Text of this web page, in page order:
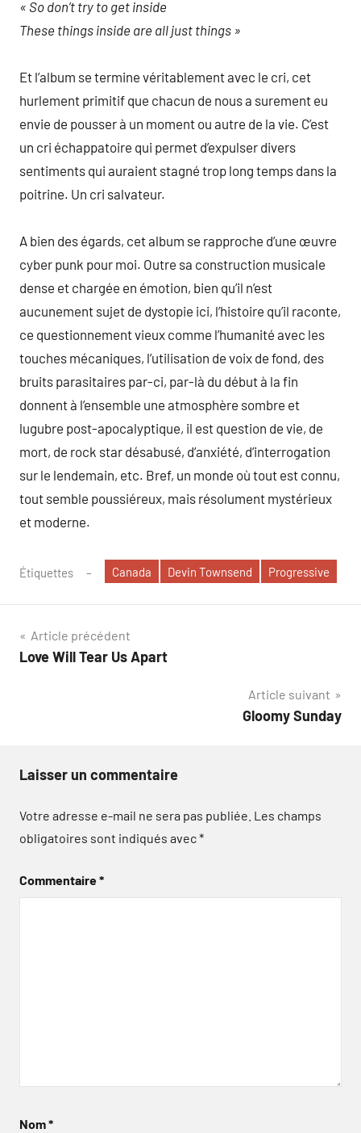
« So don’t try to get inside
These things inside are all just things »
Et l’album se termine véritablement avec le cri, cet
hurlement primitif que chacun de nous a surement eu
envie de pousser à un moment ou autre de la vie. C’est
un cri échappatoire qui permet d’expulser divers
sentiments qui auraient stagné trop long temps dans la
poitrine. Un cri salvateur.
A bien des égards, cet album se rapproche d’une œuvre
cyber punk pour moi. Outre sa construction musicale
dense et chargée en émotion, bien qu’il n’est
aucunement sujet de dystopie ici, l’histoire qu’il raconte,
ce questionnement vieux comme l’humanité avec les
touches mécaniques, l’utilisation de voix de fond, des
bruits parasitaires par-ci, par-là du début à la fin
donnent à l’ensemble une atmosphère sombre et
lugubre post-apocalyptique, il est question de vie, de
mort, de rock star désabusé, d’anxiété, d’interrogation
sur le lendemain, etc. Bref, un monde où tout est connu,
tout semble poussiéreux, mais résolument mystérieux
et moderne.
Étiquettes Canada Devin Townsend Progressive
Navigation
de
Article précédent
Love Will Tear Us Apart
Article suivant
Gloomy Sunday
Laisser un commentaire
Votre adresse e-mail ne sera pas publiée. Les champs
obligatoires sont indiqués avec*
Commentaire*
Nom*